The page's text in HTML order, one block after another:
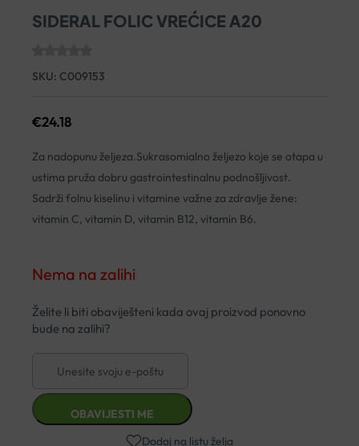
SIDERAL FOLIC VREĆICE A20
SKU: C009153
€24.18
Za nadopunu željeza.Sukrasomialno željezo koje se otapa u
ustima pruža dobru gastrointestinalnu podnošljivost.
Sadrži folnu kiselinu i vitamine važne za zdravlje žene:
vitamin C, vitamin D, vitamin B12, vitamin B6.
Nema na zalihi
Dodaj na listu želja